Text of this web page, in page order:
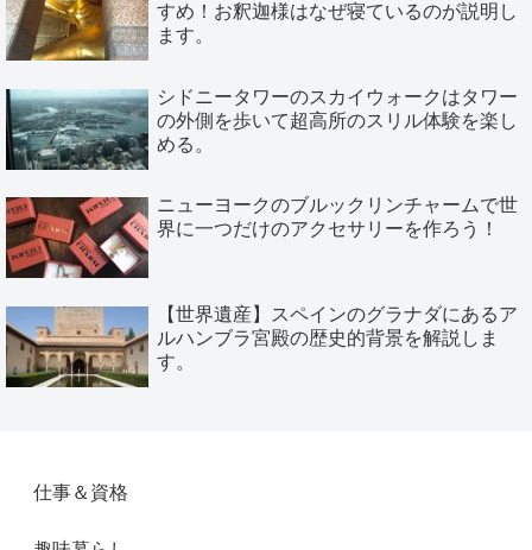
すめ！お釈迦様はなぜ寝ているのが説明し
ます。
シドニータワーのスカイウォークはタワー
の外側を歩いて超高所のスリル体験を楽し
める。
ニューヨークのブルックリンチャームで世
界に一つだけのアクセサリーを作ろう！
【世界遺産】スペインのグラナダにあるア
ルハンブラ宮殿の歴史的背景を解説しま
す。
仕事＆資格